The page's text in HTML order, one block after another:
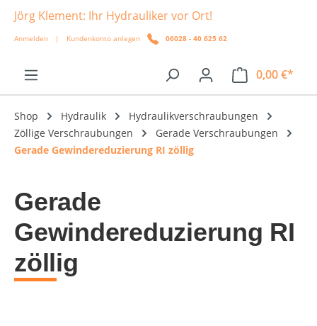
springen
Jörg Klement: Ihr Hydrauliker vor Ort!
Anmelden | Kundenkonto anlegen 06028 - 40 625 62
0,00 €*
Shop Hydraulik
Hydraulikverschraubungen
Zöllige Verschraubungen
Gerade Verschraubungen
Gerade Gewindereduzierung RI zöllig
Gerade
Gewindereduzierung RI
zöllig